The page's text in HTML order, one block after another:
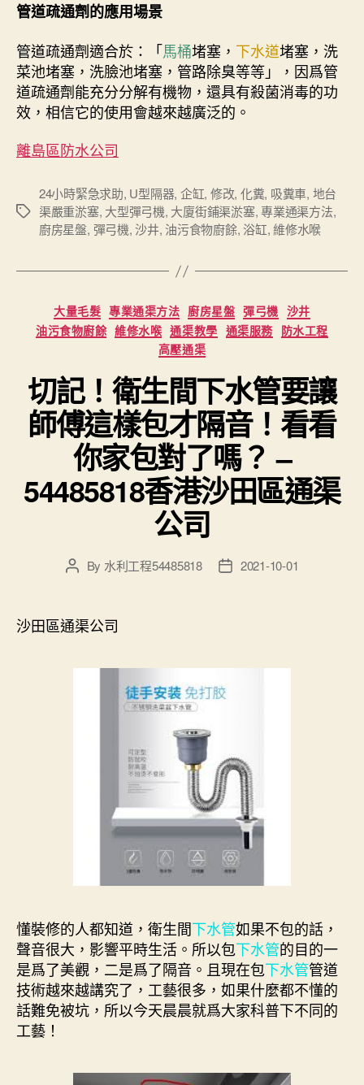
管道疏通劑的應用場景
管道疏通劑適合於：「馬桶堵塞， 下水道堵塞，洗
菜池堵塞，洗臉池堵塞，管路除臭等等」，因爲管
道疏通劑能充分分解有機物，還具有殺菌消毒的功
效，相信它的使用會越來越廣泛的。
離島區防水公司
Tags
24小時緊急求助, U型隔器, 企缸, 修改, 化糞, 吸糞車, 地台
渠嚴重淤塞, 大型彈弓機, 大廈街鋪渠淤塞,專業通渠方法,
廚房星盤, 彈弓機,沙井, 油污食物廚餘, 浴缸,維修水喉
Categories
大量毛髮 專業通渠方法 廚房星盤 彈弓機 沙井
油污食物廚餘 維修水喉 通渠教學 通渠服務 防水工程
高壓通渠
切記！衛生間下水管要讓
師傅這樣包才隔音！看看
你家包對了嗎？ –
54485818香港沙田區通渠
公司
PostBy 水利工程54485818
Post2021-10-01
沙田區通渠公司
懂裝修的人都知道，衛生間下水管如果不包的話，
聲音很大，影響平時生活。所以包下水管的目的一
是爲了美觀，二是爲了隔音。且現在包下水管管道
技術越來越講究了，工藝很多，如果什麼都不懂的
話難免被坑，所以今天晨晨就爲大家科普下不同的
工藝！